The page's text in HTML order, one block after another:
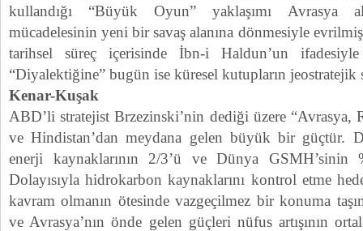
kullandığı “Büyük Oyun” yaklaşımı Avrasya
mücadelesinin yeni bir savaş alanına dönmesiyle
tarihsel süreç içerisinde İbn-i Haldun’un
“Diyalektiğine” bugün ise küresel kutupların jeostratejik
Kenar-Kuşak
ABD’li stratejist Brzezinski’nin dediği üzere “Avrasya,
ve Hindistan’dan meydana gelen büyük bir güçtür.
enerji kaynaklarının 2/3’ü ve Dünya GSMH’sinin
Dolayısıyla hidrokarbon kaynaklarını kontrol etme
kavram olmanın ötesinde vazgeçilmez bir konuma
ve Avrasya’nın önde gelen güçleri nüfus artışının